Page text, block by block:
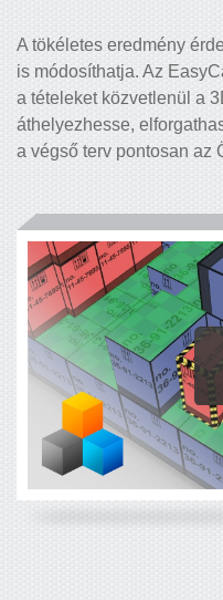
A tökéletes eredmény
is módosíthatja. Az
a tételeket közvetlenül a
áthelyezhesse,
a végső terv pontosan az